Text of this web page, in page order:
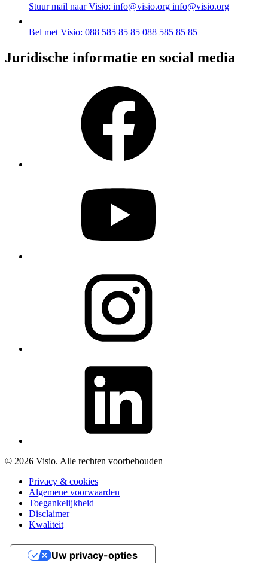
Stuur mail naar Visio: info@visio.org info@visio.org
Bel met Visio: 088 585 85 85 088 585 85 85
Juridische informatie en social media
© 2026 Visio. Alle rechten voorbehouden
Privacy & cookies
Algemene voorwaarden
Toegankelijkheid
Disclaimer
Kwaliteit
Uw privacy-opties